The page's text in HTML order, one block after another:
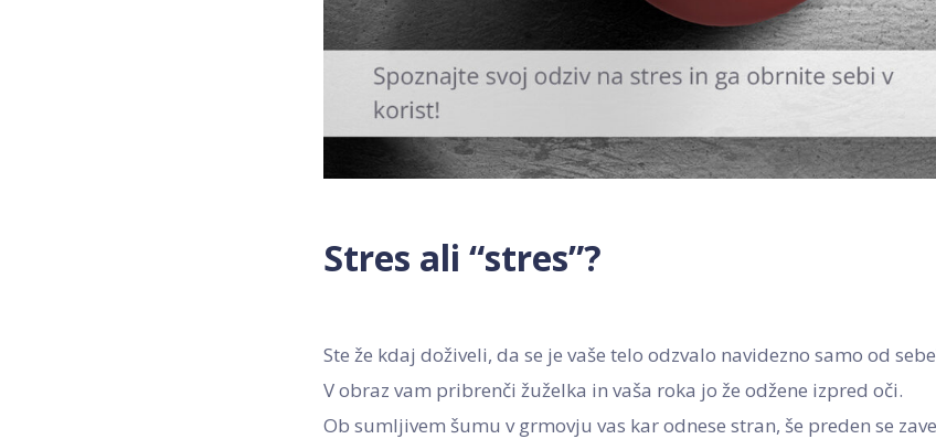
Stres ali “stres”?
Ste že kdaj doživeli, da se je vaše telo odzvalo navidezno samo od
V obraz vam pribrenči žuželka in vaša roka jo že odžene izpred oči.
Ob sumljivem šumu v grmovju vas kar odnese stran, še preden se